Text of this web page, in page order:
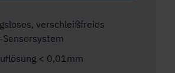
verschleißfreies
< 0,01mm